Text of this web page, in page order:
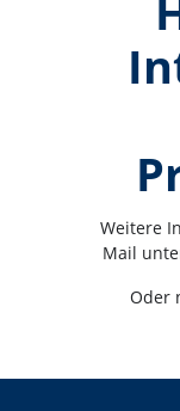
Weitere
Mail
Oder